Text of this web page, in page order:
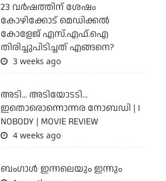
23 വർഷത്തിന് ശേഷം
കോഴിക്കോട് മെഡിക്കൽ
കോളേജ് എസ്.എഫ്.ഐ
തിരിച്ചുപിടിച്ചത് എങ്ങനെ?
3 weeks ago
അടി... അടിയോടടി...
ഇതൊരൊന്നൊന്നര നോബഡി | I
NOBODY | MOVIE REVIEW
4 weeks ago
ബംഗാള്‍ ഇന്നലെയും ഇന്നും